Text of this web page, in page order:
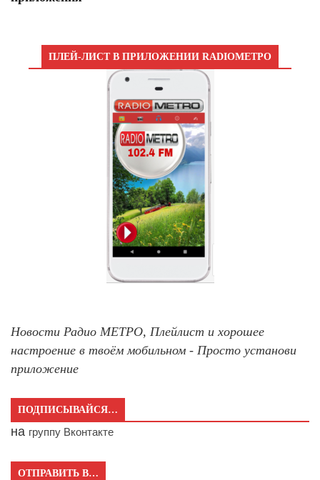
ПЛЕЙ-ЛИСТ В ПРИЛОЖЕНИИ RADIOМЕТРО
Новости Радио МЕТРО, Плейлист и хорошее
настроение в твоём мобильном - Просто установи
приложение
ПОДПИСЫВАЙСЯ…
на группу Вконтакте
ОТПРАВИТЬ В…